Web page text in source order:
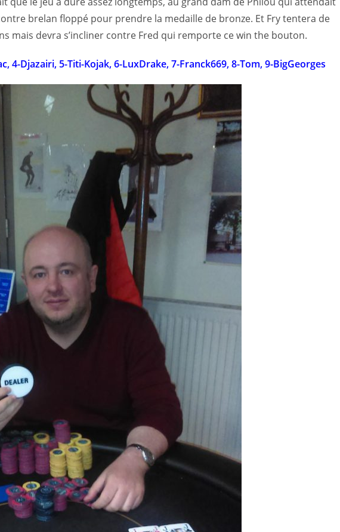
brelan floppé pour prendre la medaille de bronze. Et Fry tentera de
mais devra s’incliner contre Fred qui remporte ce win the bouton.
4-Djazairi, 5-Titi-Kojak, 6-LuxDrake, 7-Franck669, 8-Tom, 9-BigGeorges